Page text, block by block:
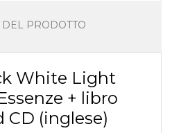
DEL PRODOTTO
White Light
+ libro
CD (inglese)